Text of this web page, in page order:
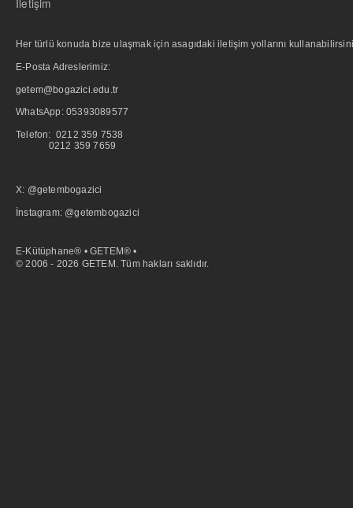
Her türlü konuda bize ulaşmak için asagıdaki iletişim yollarını
E-Posta Adreslerimiz:
getem@bogazici.edu.tr
WhatsApp: 05393089577
Telefon: 0212 359 7538
0212 359 7659
X: @getembogazici
İnstagram: @getembogazici
E-Kütüphane® • GETEM® •
© 2006 - 2026 GETEM. Tüm hakları saklıdır.